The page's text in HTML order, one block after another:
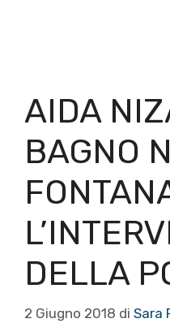
AIDA
BAGNO
DELLA
2 Giugno 2018 di Sara